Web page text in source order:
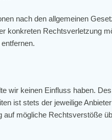
nach den allgemeinen
konkreten Rechtsverletzung
wir keinen Einfluss haben.
ist stets der jeweilige
mögliche Rechtsverstöße